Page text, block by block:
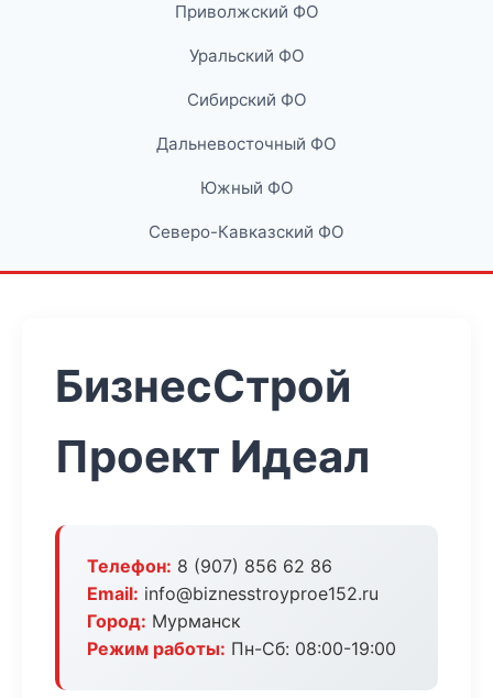
Приволжский ФО
Уральский ФО
Сибирский ФО
Дальневосточный ФО
Южный ФО
Северо-Кавказский ФО
БизнесСтрой
Проект Идеал
Телефон: 8 (907) 856 62 86
Email: info@biznesstroyproe152.ru
Город: Мурманск
Режим работы: Пн-Сб: 08:00-19:00